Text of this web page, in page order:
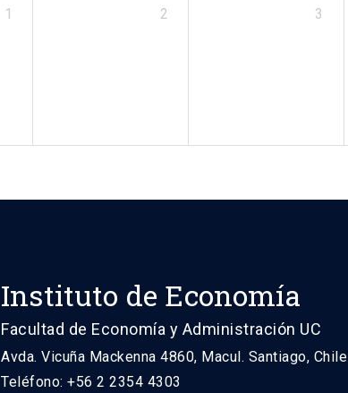
1 2 3
Instituto de Economía
Facultad de Economía y Administración UC
Avda. Vicuña Mackenna 4860, Macul. Santiago, Chile
Teléfono: +56 2 2354 4303